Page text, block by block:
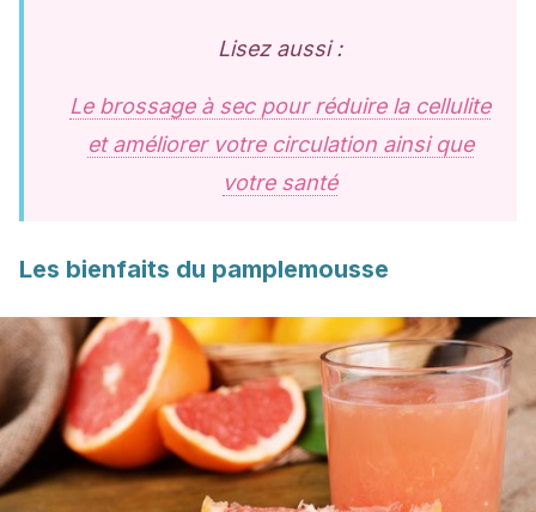
Lisez aussi :
Le brossage à sec pour réduire la cellulite
et améliorer votre circulation ainsi que
votre santé
Les bienfaits du pamplemousse